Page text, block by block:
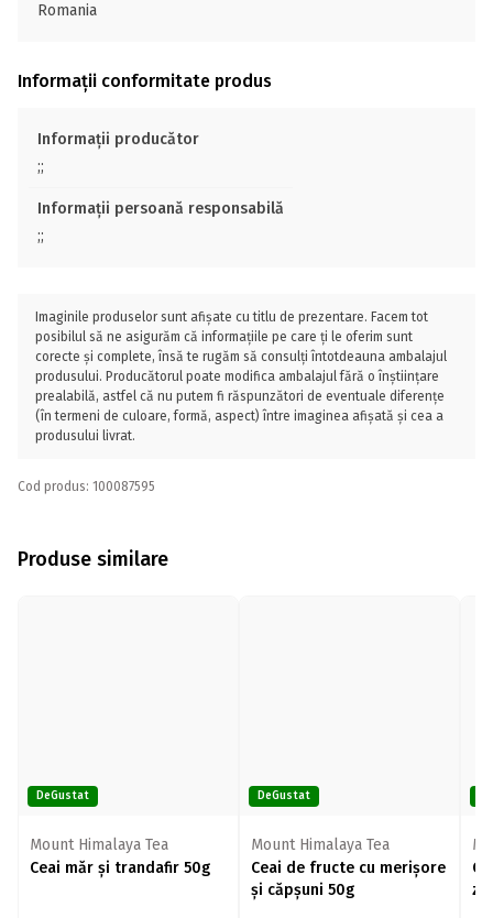
Romania
Informații conformitate produs
Informații producător
;;
Informații persoană responsabilă
;;
Imaginile produselor sunt afișate cu titlu de prezentare. Facem tot
posibilul să ne asigurăm că informațiile pe care ți le oferim sunt
corecte și complete, însă te rugăm să consulți întotdeauna ambalajul
produsului. Producătorul poate modifica ambalajul fără o înștiințare
prealabilă, astfel că nu putem fi răspunzători de eventuale diferențe
(în termeni de culoare, formă, aspect) între imaginea afișată și cea a
produsului livrat.
Cod produs: 100087595
Produse similare
DeGustat
Mount Himalaya Tea
Ceai măr și trandafir 50g
DeGustat
Mount Himalaya Tea
Ceai de fructe cu merișore
și căpșuni 50g